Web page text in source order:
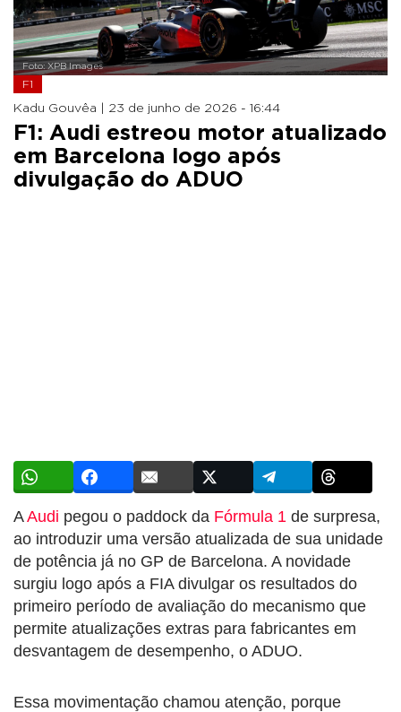
Foto: XPB Images
F1
Kadu Gouvêa | 23 de junho de 2026 - 16:44
F1: Audi estreou motor atualizado
em Barcelona logo após
divulgação do ADUO
AAudi pegou o paddock da Fórmula 1 de surpresa,
ao introduzir uma versão atualizada de sua unidade
de potência já no GP de Barcelona. A novidade
surgiu logo após a FIA divulgar os resultados do
primeiro período de avaliação do mecanismo que
permite atualizações extras para fabricantes em
desvantagem de desempenho, o ADUO.
Essa movimentação chamou atenção, porque